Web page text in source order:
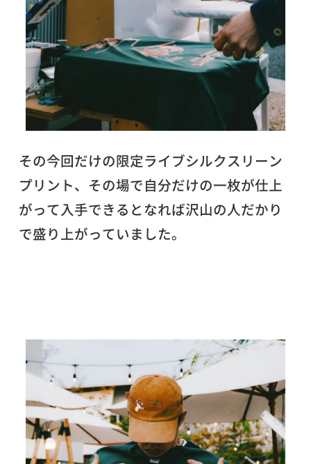
その今回だけの限定ライブシルクスリーン
プリント、その場で自分だけの一枚が仕上
がって入手できるとなれば沢山の人だかり
で盛り上がっていました。